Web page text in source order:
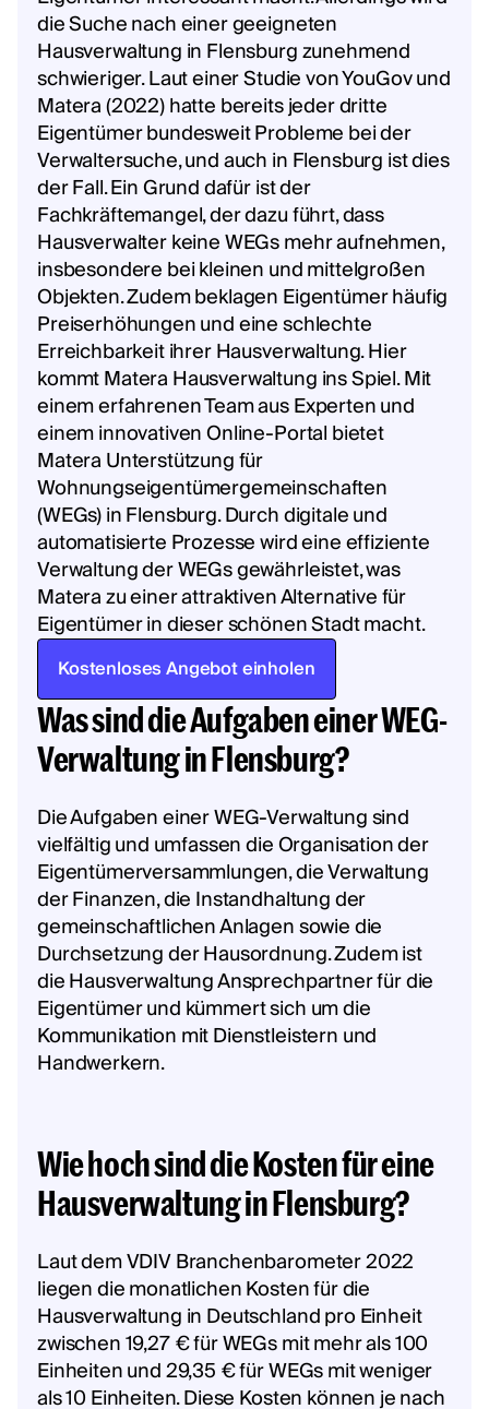
die Suche nach einer geeigneten
Hausverwaltung in Flensburg zunehmend
schwieriger. Laut einer Studie von YouGov und
Matera (2022) hatte bereits jeder dritte
Eigentümer bundesweit Probleme bei der
Verwaltersuche, und auch in Flensburg ist dies
der Fall. Ein Grund dafür ist der
Fachkräftemangel, der dazu führt, dass
Hausverwalter keine WEGs mehr aufnehmen,
insbesondere bei kleinen und mittelgroßen
Objekten. Zudem beklagen Eigentümer häufig
Preiserhöhungen und eine schlechte
Erreichbarkeit ihrer Hausverwaltung. Hier
kommt Matera Hausverwaltung ins Spiel. Mit
einem erfahrenen Team aus Experten und
einem innovativen Online-Portal bietet
Matera Unterstützung für
Wohnungseigentümergemeinschaften
(WEGs) in Flensburg. Durch digitale und
automatisierte Prozesse wird eine effiziente
Verwaltung der WEGs gewährleistet, was
Matera zu einer attraktiven Alternative für
Eigentümer in dieser schönen Stadt macht.
Kostenloses Angebot einholen
Was sind die Aufgaben einer WEG-
Verwaltung in Flensburg?
Die Aufgaben einer WEG-Verwaltung sind
vielfältig und umfassen die Organisation der
Eigentümerversammlungen, die Verwaltung
der Finanzen, die Instandhaltung der
gemeinschaftlichen Anlagen sowie die
Durchsetzung der Hausordnung. Zudem ist
die Hausverwaltung Ansprechpartner für die
Eigentümer und kümmert sich um die
Kommunikation mit Dienstleistern und
Handwerkern.
Wie hoch sind die Kosten für eine
Hausverwaltung in Flensburg?
Laut dem VDIV Branchenbarometer 2022
liegen die monatlichen Kosten für die
Hausverwaltung in Deutschland pro Einheit
zwischen 19,27 € für WEGs mit mehr als 100
Einheiten und 29,35 € für WEGs mit weniger
als 10 Einheiten. Diese Kosten können je nach